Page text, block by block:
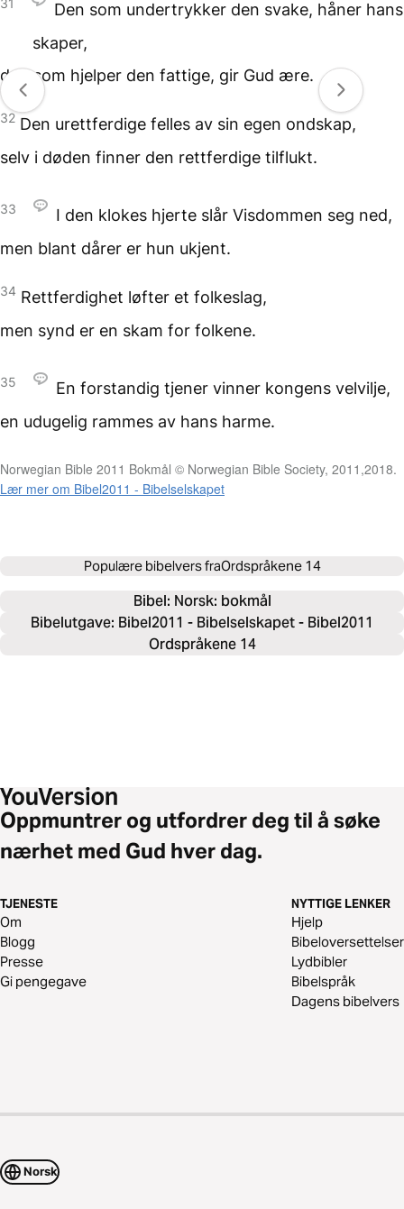
Den som undertrykker den svake, håner hans
skaper,
den som hjelper den fattige, gir Gud ære.
32 Den urettferdige felles av sin egen ondskap,
selv i døden finner den rettferdige tilflukt.
33 I den klokes hjerte slår Visdommen seg ned,
men blant dårer er hun ukjent.
34 Rettferdighet løfter et folkeslag,
men synd er en skam for folkene.
35 En forstandig tjener vinner kongens velvilje,
en udugelig rammes av hans harme.
Norwegian Bible 2011 Bokmål © Norwegian Bible Society, 2011,2018.
Lær mer om Bibel2011 - Bibelselskapet
Populære bibelvers fraOrdspråkene 14
Bibel: Norsk: bokmål
Bibelutgave: Bibel2011 - Bibelselskapet - Bibel2011
Ordspråkene 14
Oppmuntrer og utfordrer deg til å søke
nærhet med Gud hver dag.
TJENESTE
Om
Blogg
Presse
Gi pengegave
NYTTIGE LENKER
Hjelp
Bibeloversettelser
Lydbibler
Bibelspråk
Dagens bibelvers
Norsk